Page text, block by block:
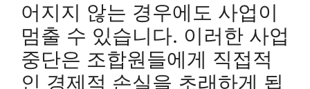
어지지 않는 경우에도 사업이
멈출 수 있습니다. 이러한 사업
중단은 조합원들에게 직접적
인 경제적 손실을 초래하게 됩